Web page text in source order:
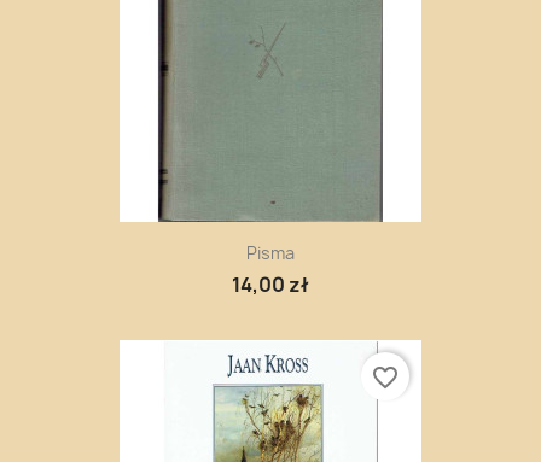
Pisma
14,00 zł
favorite_border